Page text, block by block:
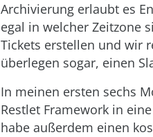
Archivierung erlaubt es
egal in welcher Zeitzone
Tickets erstellen und wir
überlegen sogar, einen
In meinen ersten sechs
Restlet Framework in
habe außerdem einen